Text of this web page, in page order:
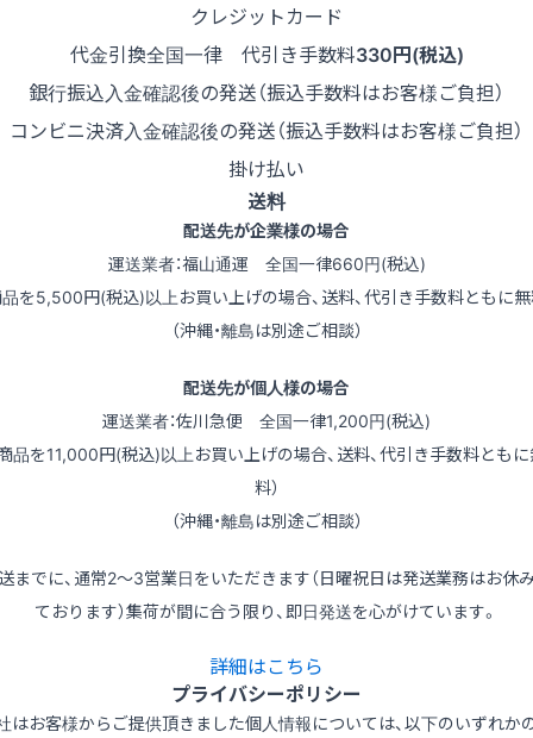
クレジットカード
代金引換全国一律 代引き手数料330円(税込)
銀行振込入金確認後の発送（振込手数料はお客様ご負担）
コンビニ決済入金確認後の発送（振込手数料はお客様ご負担）
掛け払い
送料
配送先が企業様の場合
運送業者：福山通運 全国一律660円(税込)
品を5,500円(税込)以上お買い上げの場合、送料、代引き手数料ともに無
（沖縄・離島は別途ご相談）
配送先が個人様の場合
運送業者：佐川急便 全国一律1,200円(税込)
品を11,000円(税込)以上お買い上げの場合、送料、代引き手数料とも
料）
（沖縄・離島は別途ご相談）
までに、通常2～3営業日をいただきます（日曜祝日は発送業務はお休
ております）集荷が間に合う限り、即日発送を心がけています。
詳細はこちら
プライバシーポリシー
はお客様からご提供頂きました個人情報については、以下のいずれか